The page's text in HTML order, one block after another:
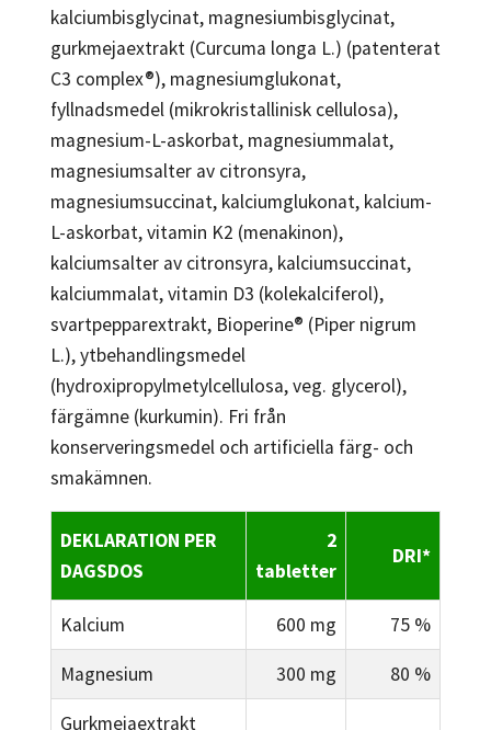
kalciumbisglycinat, magnesiumbisglycinat,
gurkmejaextrakt (Curcuma longa L.) (patenterat
C3 complex®), magnesiumglukonat,
fyllnadsmedel (mikrokristallinisk cellulosa),
magnesium-L-askorbat, magnesiummalat,
magnesiumsalter av citronsyra,
magnesiumsuccinat, kalciumglukonat, kalcium-
L-askorbat, vitamin K2 (menakinon),
kalciumsalter av citronsyra, kalciumsuccinat,
kalciummalat, vitamin D3 (kolekalciferol),
svartpepparextrakt, Bioperine® (Piper nigrum
L.), ytbehandlingsmedel
(hydroxipropylmetylcellulosa, veg. glycerol),
färgämne (kurkumin). Fri från
konserveringsmedel och artificiella färg- och
smakämnen.
DEKLARATION PER
DAGSDOS
2
tabletter
DRI*
Kalcium 600 mg 75 %
Magnesium 300 mg 80 %
Gurkmejaextrakt